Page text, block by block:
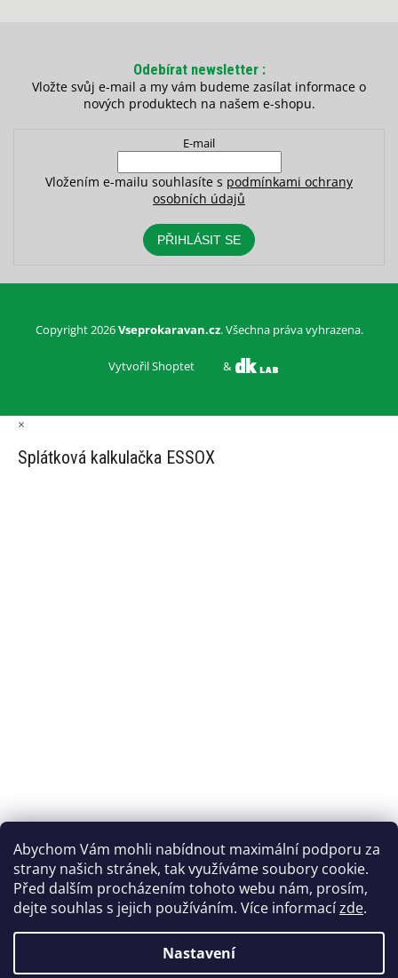
Abychom Vám mohli nabídnout maximální podporu za
strany našich stránek, tak využíváme soubory cookie.
Před dalším procházením tohoto webu nám, prosím,
dejte souhlas s jejich používáním. Více informacízde.
Nastavení
Odebírat newsletter
Vložte svůj e-mail a my vám budeme zasílat informace o
nových produktech na našem e-shopu.
E-mail
Vložením e-mailu souhlasíte s podmínkami ochrany
osobních údajů
PŘIHLÁSIT SE
Vytvořil Shoptet &
Copyright 2026Vseprokaravan.cz. Všechna práva vyhrazena.
×
Splátková kalkulačka ESSOX